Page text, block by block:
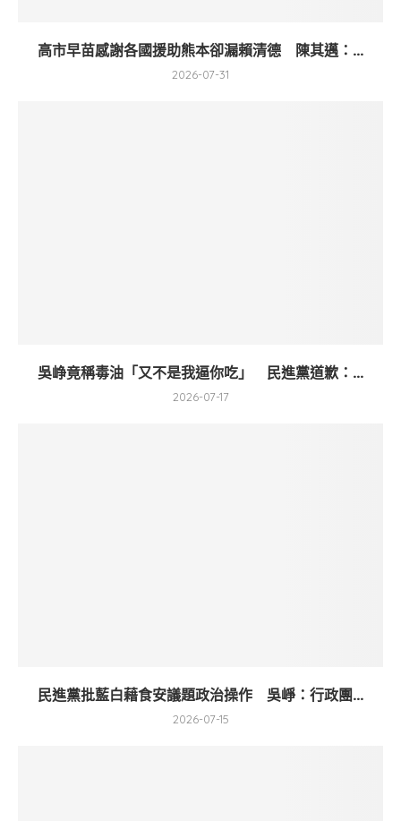
高市早苗感謝各國援助熊本卻漏賴清德 陳其邁：...
2026-07-31
吳峥竟稱毒油「又不是我逼你吃」 民進黨道歉：...
2026-07-17
民進黨批藍白藉食安議題政治操作 吳崢：行政團...
2026-07-15